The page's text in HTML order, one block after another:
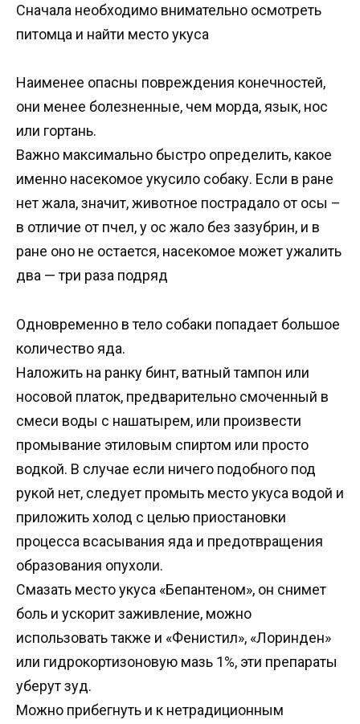
Сначала необходимо внимательно осмотреть
питомца и найти место укуса
Наименее опасны повреждения конечностей,
они менее болезненные, чем морда, язык, нос
или гортань.
Важно максимально быстро определить, какое
именно насекомое укусило собаку. Если в ране
нет жала, значит, животное пострадало от осы –
в отличие от пчел, у ос жало без зазубрин, и в
ране оно не остается, насекомое может ужалить
два — три раза подряд
Одновременно в тело собаки попадает большое
количество яда.
Наложить на ранку бинт, ватный тампон или
носовой платок, предварительно смоченный в
смеси воды с нашатырем, или произвести
промывание этиловым спиртом или просто
водкой. В случае если ничего подобного под
рукой нет, следует промыть место укуса водой и
приложить холод с целью приостановки
процесса всасывания яда и предотвращения
образования опухоли.
Смазать место укуса «Бепантеном», он снимет
боль и ускорит заживление, можно
использовать также и «Фенистил», «Лоринден»
или гидрокортизоновую мазь 1%, эти препараты
уберут зуд.
Можно прибегнуть и к нетрадиционным